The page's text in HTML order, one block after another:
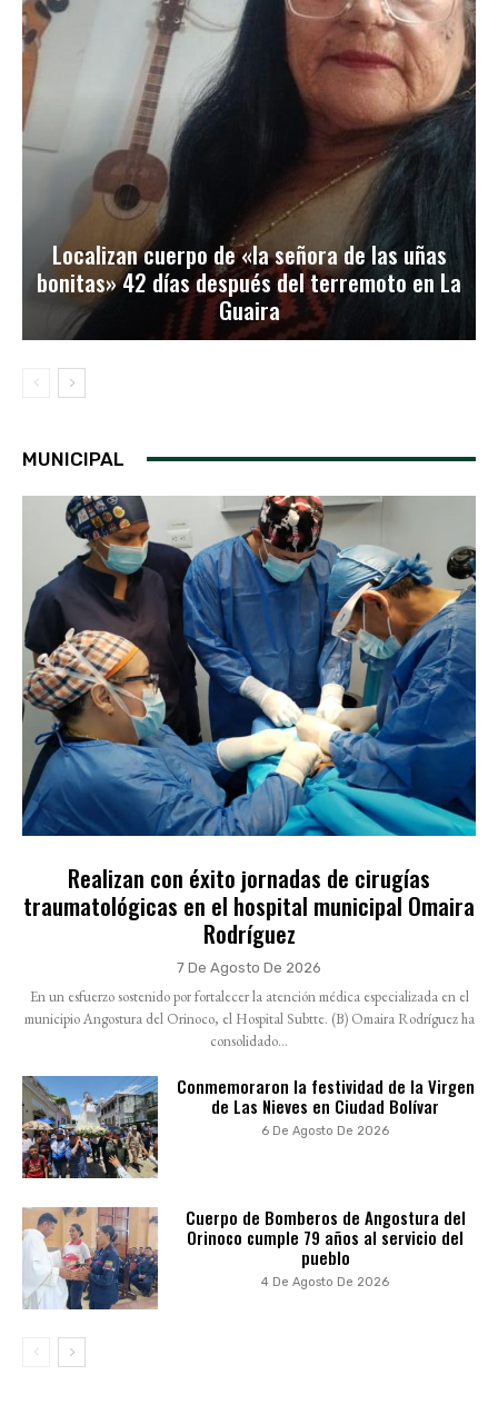
Localizan cuerpo de «la señora de las uñas
bonitas» 42 días después del terremoto en La
Guaira
MUNICIPAL
Realizan con éxito jornadas de cirugías
traumatológicas en el hospital municipal Omaira
Rodríguez
7 De Agosto De 2026
En un esfuerzo sostenido por fortalecer la atención médica especializada en el
municipio Angostura del Orinoco, el Hospital Subtte. (B) Omaira Rodríguez ha
consolidado...
Conmemoraron la festividad de la Virgen
de Las Nieves en Ciudad Bolívar
6 De Agosto De 2026
Cuerpo de Bomberos de Angostura del
Orinoco cumple 79 años al servicio del
pueblo
4 De Agosto De 2026